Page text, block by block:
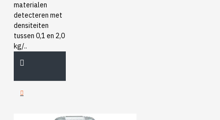
materialen
detecteren met
densiteiten
tussen 0,1 en 2,0
kg/..